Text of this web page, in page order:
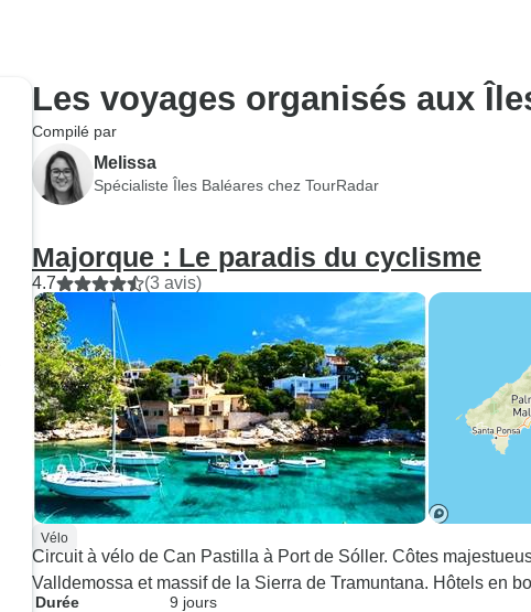
Les voyages organisés aux
Compilé par
Melissa
Spécialiste Îles Baléares chez TourRadar
Majorque : Le paradis du cyclisme
4.7 (3 avis)
Vélo
Circuit à vélo de Can Pastilla à Port de Sóller. Côtes
Valldemossa et massif de la Sierra de Tramuntana. Hôtels en
Durée
9 jours